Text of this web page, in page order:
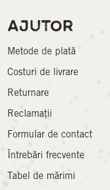
AJUTOR
Metode de plată
Costuri de livrare
Returnare
Reclamații
Formular de contact
Întrebări frecvente
Tabel de mărimi